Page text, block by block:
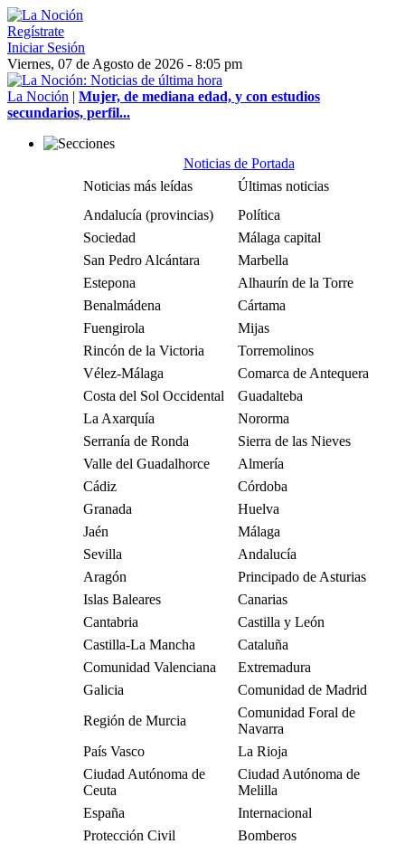
Regístrate
Iniciar Sesión
Viernes, 07 de Agosto de 2026 - 8:05 pm
La Noción | Mujer, de mediana edad, y con estudios
secundarios, perfil...
Noticias de Portada
Noticias más leídas
Últimas noticias
Andalucía (provincias)
Política
Sociedad
Málaga capital
San Pedro Alcántara
Marbella
Estepona
Alhaurín de la Torre
Benalmádena
Cártama
Fuengirola
Mijas
Rincón de la Victoria
Torremolinos
Vélez-Málaga
Comarca de Antequera
Costa del Sol Occidental
Guadalteba
La Axarquía
Nororma
Serranía de Ronda
Sierra de las Nieves
Valle del Guadalhorce
Almería
Cádiz
Córdoba
Granada
Huelva
Jaén
Málaga
Sevilla
Andalucía
Aragón
Principado de Asturias
Islas Baleares
Canarias
Cantabria
Castilla y León
Castilla-La Mancha
Cataluña
Comunidad Valenciana
Extremadura
Galicia
Comunidad de Madrid
Región de Murcia
Comunidad Foral de
Navarra
País Vasco
La Rioja
Ciudad Autónoma de
Ceuta
Ciudad Autónoma de
Melilla
España
Internacional
Protección Civil
Bomberos